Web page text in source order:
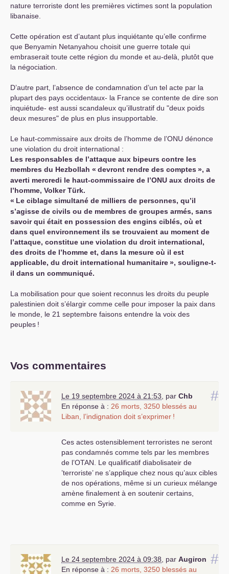
nature terroriste dont les premières victimes sont la population
libanaise.
Cette opération est d’autant plus inquiétante qu’elle confirme
que Benyamin Netanyahou choisit une guerre totale qui
embraserait toute cette région du monde et au-delà, plutôt que
la négociation.
D’autre part, l’absence de condamnation d’un tel acte par la
plupart des pays occidentaux- la France se contente de dire son
inquiétude- est aussi scandaleux qu’illustratif du "deux poids
deux mesures" de plus en plus insupportable.
Le haut-commissaire aux droits de l’homme de l’ONU dénonce
une violation du droit international :
Les responsables de l’attaque aux bipeurs contre les
membres du Hezbollah « devront rendre des comptes», a
averti mercredi le haut-commissaire de l’ONU aux droits de
l’homme, Volker Türk.
« Le ciblage simultané de milliers de personnes, qu’il
s’agisse de civils ou de membres de groupes armés, sans
savoir qui était en possession des engins ciblés, où et
dans quel environnement ils se trouvaient au moment de
l’attaque, constitue une violation du droit international,
des droits de l’homme et, dans la mesure où il est
applicable, du droit international humanitaire», souligne-t-
il dans un communiqué.
La mobilisation pour que soient reconnus les droits du peuple
palestinien doit s’élargir comme celle pour imposer la paix dans
le monde, le 21 septembre faisons entendre la voix des
peuples !
Vos commentaires
#
Le 19 septembre 2024 à 21:53 par Chb
En réponse à : 26 morts, 3250 blessés au
Liban, l’indignation doit s’exprimer !
Ces actes ostensiblement terroristes ne seront
pas condamnés comme tels par les membres
de l’OTAN . Le qualificatif diabolisateir de
’terroriste’ ne s’applique chez nous qu’aux cibles
de nos opérations, même si un curieux mélange
amène finalement à en soutenir certains,
comme en Syrie.
#
Le 24 septembre 2024 à 09:38 par Augiron
En réponse à : 26 morts, 3250 blessés au